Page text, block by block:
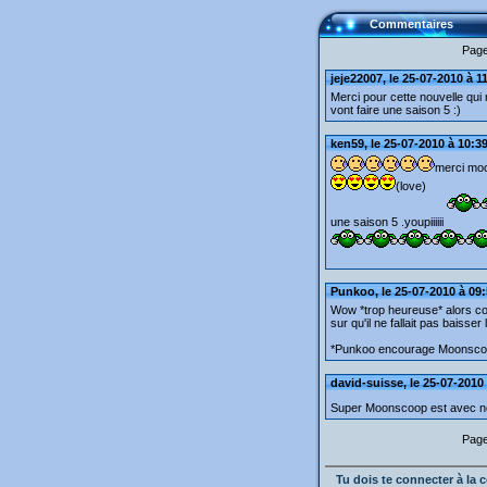
Commentaires
jeje22007, le 25-07-2010 à
Merci pour cette nouvelle
vont faire une saison 5 :)
ken59, le 25-07-2010 à 10:39
merci
(love)
une saison 5 .youpiiiiii
Punkoo, le 25-07-2010 à
Wow *trop heureuse* alors
sur qu'il ne fallait pas
*Punkoo encourage
david-suisse, le 25-07-2010
Super Moonscoop est avec
Tu dois te connecter à la